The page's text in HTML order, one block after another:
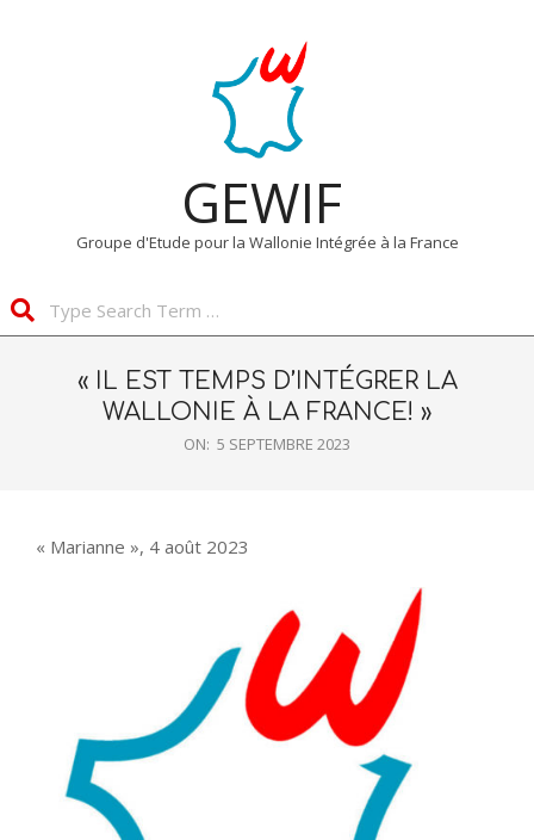
GEWIF
Groupe d'Etude pour la Wallonie Intégrée à la France
« IL EST TEMPS D’INTÉGRER LA
WALLONIE À LA FRANCE! »
ON: 5 SEPTEMBRE 2023
« Marianne », 4 août 2023